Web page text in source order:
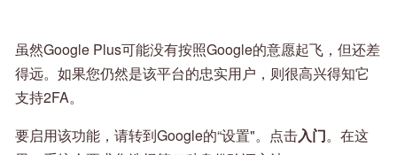
虽然Google Plus可能没有按照Google的意愿起飞，但还差
得远。如果您仍然是该平台的忠实用户，则很高兴得知它
支持2FA。
要启用该功能，请转到Google的“设置"。点击入门。在这